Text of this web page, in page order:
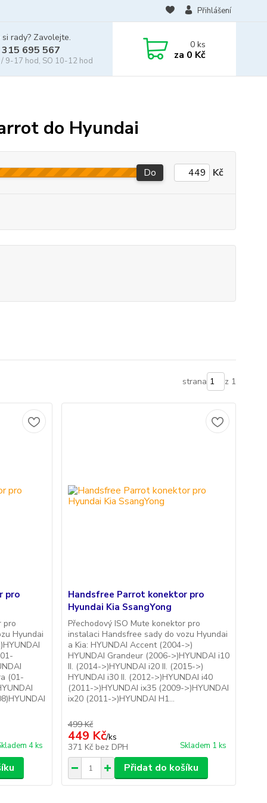
Přihlášení
rady? Zavolejte.
695 567
/ 9-17 hod, SO 10-12 hod
0ks
za 0 Kč
do Hyundai
Do Kč
strana z 1
pro
pro
Hyundai
(01-
4 ks
Handsfree Parrot konektor pro
Hyundai Kia SsangYong
Přechodový ISO Mute konektor pro
instalaci Handsfree sady do vozu Hyundai
a Kia: HYUNDAI Accent (2004->)
HYUNDAI Grandeur (2006->)HYUNDAI i10
II. (2014->)HYUNDAI i20 II. (2015->)
HYUNDAI i30 II. (2012->)HYUNDAI i40
(2011->)HYUNDAI ix35 (2009->)HYUNDAI
ix20 (2011->)HYUNDAI H1...
499 Kč
449 Kč/ks
371 Kč bez DPH Skladem 1 ks
Přidat do košíku